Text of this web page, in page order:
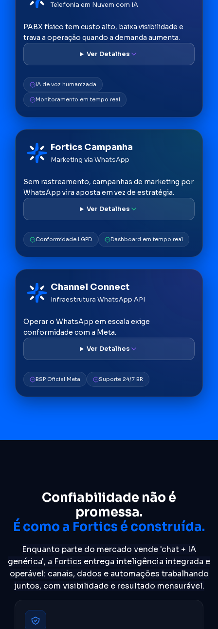
Telefonia em Nuvem com IA
PABX físico tem custo alto, baixa visibilidade e
trava a operação quando a demanda aumenta.
IA de voz humanizada
Monitoramento em tempo real
Fortics Campanha
Marketing via WhatsApp
Sem rastreamento, campanhas de marketing por
WhatsApp vira aposta em vez de estratégia.
Conformidade LGPD Dashboard em tempo real
Channel Connect
Infraestrutura WhatsApp API
Operar o WhatsApp em escala exige
conformidade com a Meta.
BSP Oficial Meta Suporte 24/7 BR
Confiabilidade não é
promessa.
É como a Fortics é construída.
Enquanto parte do mercado vende 'chat + IA
genérica', a Fortics entrega inteligência integrada e
operável: canais, dados e automações trabalhando
juntos, com visibilidade e resultado mensurável.